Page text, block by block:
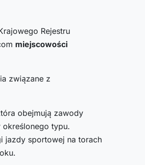
Rejestru
miejscowości
związane z
obejmują zawody
określonego typu.
jazdy sportowej na torach